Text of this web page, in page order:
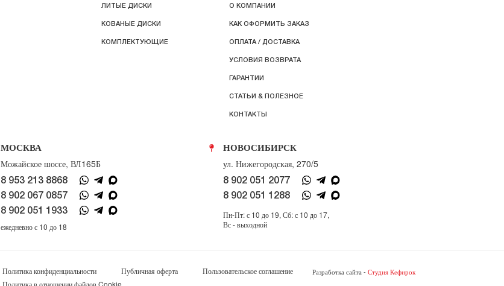
ЛИТЫЕ ДИСКИ
КОВАНЫЕ ДИСКИ
КОМПЛЕКТУЮЩИЕ
О КОМПАНИИ
КАК ОФОРМИТЬ ЗАКАЗ
ОПЛАТА / ДОСТАВКА
УСЛОВИЯ ВОЗВРАТА
ГАРАНТИИ
СТАТЬИ & ПОЛЕЗНОЕ
КОНТАКТЫ
МОСКВА
Можайское шоссе, ВЛ165Б
8 953 213 8868
8 902 067 0857
8 902 051 1933
ежедневно с 10 до 18
НОВОСИБИРСК
ул. Нижегородская, 270/5
8 902 051 2077
8 902 051 1288
Пн-Пт: с 10 до 19, Сб: с 10 до 17,
Вс - выходной
Политика конфиденциальности Публичная оферта
Пользовательское соглашение
Разработка сайта - Студия Кефирок